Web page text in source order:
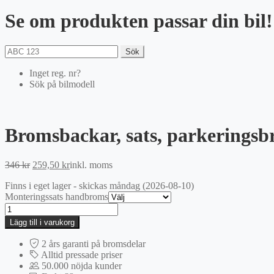
Se om produkten passar din bil!
Sök
Inget reg. nr?
Sök på bilmodell
Bromsbackar, sats,
346kr Det
priset
var:
259,50 krDet
priset
är:
inkl. moms
Finns i eget lager - skickas måndag (2026-08-10)
Monteringssats handbroms
Bromsbackar,
sats,
parkeringsbroms
mängd
Lägg till i varukorg
2 års garanti på bromsdelar
Alltid pressade priser
50.000 nöjda kunder